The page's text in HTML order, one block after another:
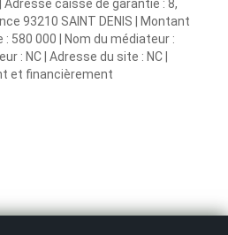
Adresse caisse de garantie : 8,
93210 SAINT DENIS | Montant
580 000 | Nom du médiateur :
: NC | Adresse du site : NC |
et financièrement